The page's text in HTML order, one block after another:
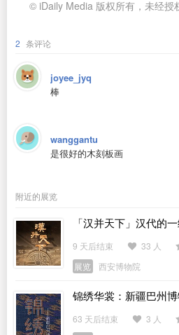
© iDaily Media 版权所有，未经授
2 条评论
joyee_jyq
棒
wanggantu
是很好的木刻板画
附近的展览
「汉并天下」汉代的
9 天后结束 33 人
展览
西安博物院
锦绣华裳：新疆巴州
63 天后结束 3 人